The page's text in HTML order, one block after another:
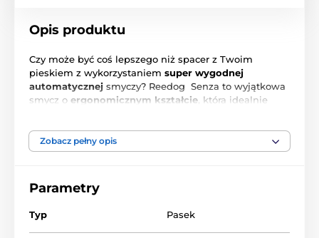
Opis produktu
Czy może być coś lepszego niż spacer z Twoim
pieskiem z wykorzystaniem super wygodnej
automatycznej smyczy? Reedog Senza to wyjątkowa
smycz o ergonomicznym kształcie , która idealnie
dowolnym kącie działania.
Jeden przycisk to 3 tryby
zatrzymywania.Produkt czeskiej firmy!
Zobacz pełny opis
Parametry
Typ Pasek